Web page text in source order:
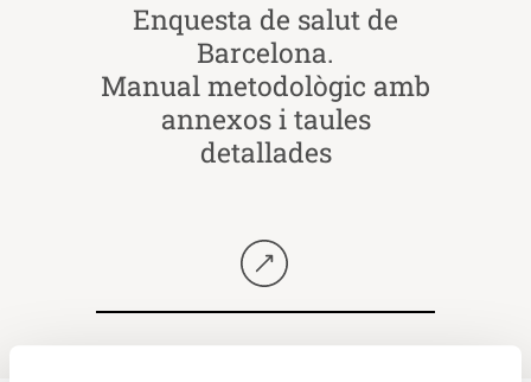
Enquesta de salut de
Barcelona.
Manual metodològic amb
annexos i taules
detallades